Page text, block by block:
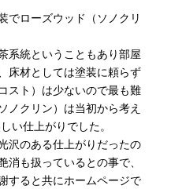
でローズウッド（ソノクリ
系統ということもあり部屋
床材としては塗装に頼らず
スト）は少ないので最も難
ノクリン）は当初から考え
い仕上がりでした。
沢のある仕上がりだったの
も扱っているとの事で、
すると共にホームページで